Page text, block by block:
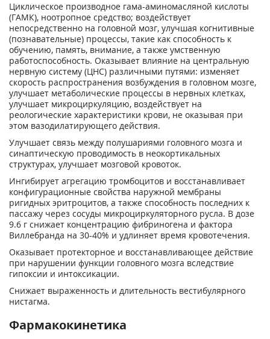
Циклическое производное гама-аминомасляной кислоты
(ГАМК), ноотропное средство; воздействует
непосредственно на головной мозг, улучшая когнитивные
(познавательные) процессы, такие как способность к
обучению, память, внимание, а также умственную
работоспособность. Оказывает влияние на центральную
нервную систему (ЦНС) различными путями: изменяет
скорость распространения возбуждения в головном мозге,
улучшает метаболические процессы в нервных клетках,
улучшает микроциркуляцию, воздействует на
реологические характеристики крови, не оказывая при
этом вазодилатирующего действия.
Улучшает связь между полушариями головного мозга и
синаптическую проводимость в неокортикальных
структурах, улучшает мозговой кровоток.
Ингибирует агрегацию тромбоцитов и восстанавливает
конфигурационные свойства наружной мембраны
ригидных эритроцитов, а также способность последних к
пассажу через сосуды микроциркуляторного русла. В дозе
9.6 г снижает концентрацию фибриногена и фактора
Виллебранда на 30-40% и удлиняет время кровотечения.
Оказывает протекторное и восстанавливающее действие
при нарушении функции головного мозга вследствие
гипоксии и интоксикации.
Снижает выраженность и длительность вестибулярного
нистагма.
Фармакокинетика